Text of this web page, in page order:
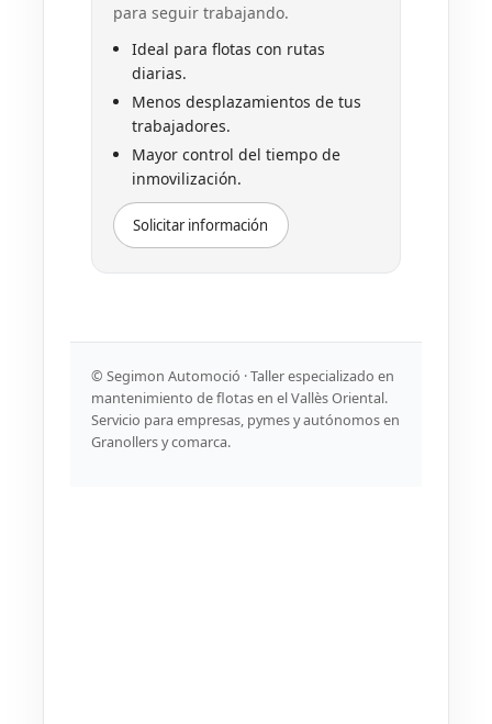
para seguir trabajando.
Ideal para flotas con rutas
diarias.
Menos desplazamientos de tus
trabajadores.
Mayor control del tiempo de
inmovilización.
Solicitar información
© Segimon Automoció · Taller especializado en
mantenimiento de flotas en el Vallès Oriental.
Servicio para empresas, pymes y autónomos en
Granollers y comarca.